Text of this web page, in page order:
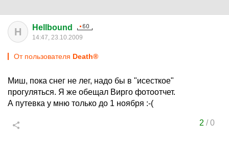
H Hellbound
14:47, 23.10.2009
От пользователя Death®
Миш, пока снег не лег, надо бы в "исесткое"
прогуляться. Я же обещал Вирго фотоотчет.
А путевка у мню только до 1 ноября :-(
2 /0